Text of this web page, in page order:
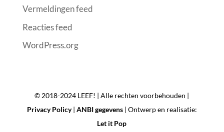
Vermeldingen feed
Reacties feed
WordPress.org
© 2018-2024 LEEF! | Alle rechten voorbehouden |
Privacy Policy| ANBI gegevens| Ontwerp en realisatie:
Let it Pop